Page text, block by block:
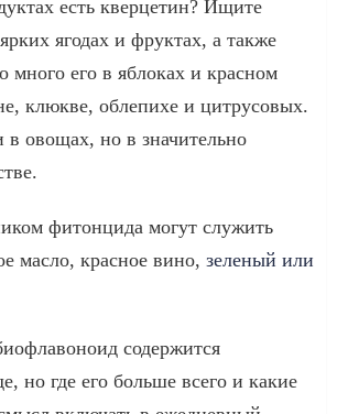
есть кверцетин? Ищите
ягодах и фруктах, а также
много его в яблоках и красном
клюкве, облепихе и цитрусовых.
в овощах, но в значительно
фитонцида могут служить
масло, красное вино, зеленый или
содержится
но где его больше всего и какие